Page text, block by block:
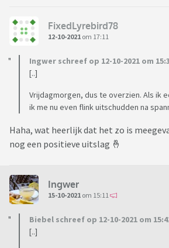
te piekeren...
FixedLyrebird78
12-10-2021 om 17:11
Ingwer schreef op 12-10-2021 om
[..]
Vrijdagmorgen, dus te overzien. Als ik
ik me nu even flink uitschudden na
Haha, wat heerlijk dat het zo is
nog een positieve uitslag 🤞
Ingwer
15-10-2021 om 15:11
Biebel schreef op 12-10-2021 om
[..]